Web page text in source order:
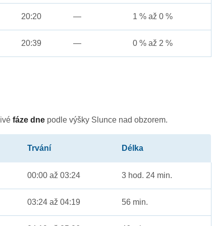
20:20 — 1 % až 0 %
20:39 — 0 % až 2 %
fáze dne podle výšky Slunce nad obzorem.
Trvání Délka
00:00 až 03:24 3 hod. 24 min.
03:24 až 04:19 56 min.